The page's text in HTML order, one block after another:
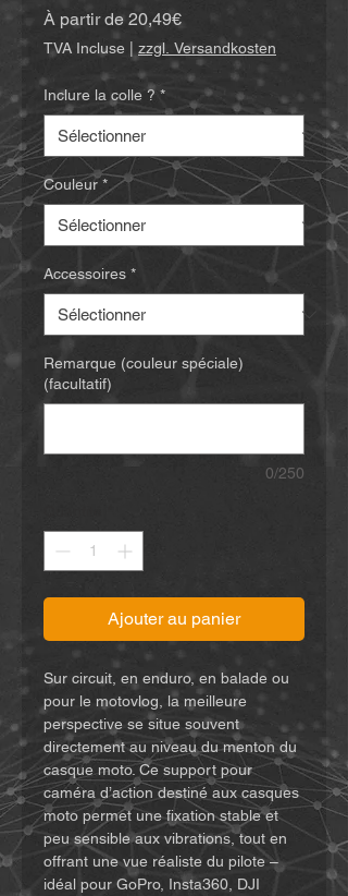
À partir de 20,49€Prix
promotionnel
TVA Incluse zzgl. Versandkosten
Inclure la colle ? *
Couleur *
Accessoires *
Remarque (couleur spéciale)
(facultatif)
0/250
Ajouter au panier
Sur circuit, en enduro, en balade ou
pour le motovlog, la meilleure
perspective se situe souvent
directement au niveau du menton du
casque moto. Ce support pour
caméra d’action destiné aux casques
moto permet une fixation stable et
peu sensible aux vibrations, tout en
offrant une vue réaliste du pilote –
idéal pour GoPro, Insta360, DJI